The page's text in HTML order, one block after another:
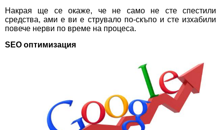
Накрая ще се окаже, че не само не сте спестили
средства, ами е ви е струвало по-скъпо и сте изхабили
повече нерви по време на процеса.
SEO оптимизация